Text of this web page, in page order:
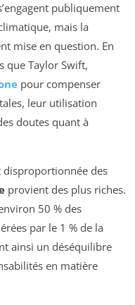
publiquement
mais la
mise en question. En
que Taylor Swift,
pour compenser
leur utilisation
doutes quant à
disproportionnée des
provient des plus riches.
50 % des
par le 1 % de la
ainsi un déséquilibre
en matière